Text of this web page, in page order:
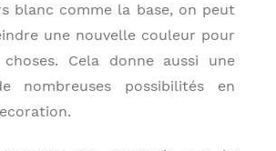
blanc comme la base, on peut
une nouvelle couleur pour
Cela donne aussi une
nombreuses possibilités en